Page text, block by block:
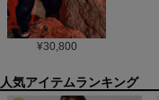
¥30,800